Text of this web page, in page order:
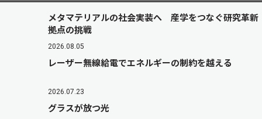
メタマテリアルの社会実装へ 産学をつなぐ研究革新
拠点の挑戦
2026.08.05
レーザー無線給電でエネルギーの制約を越える
2026.07.23
グラスが放つ光